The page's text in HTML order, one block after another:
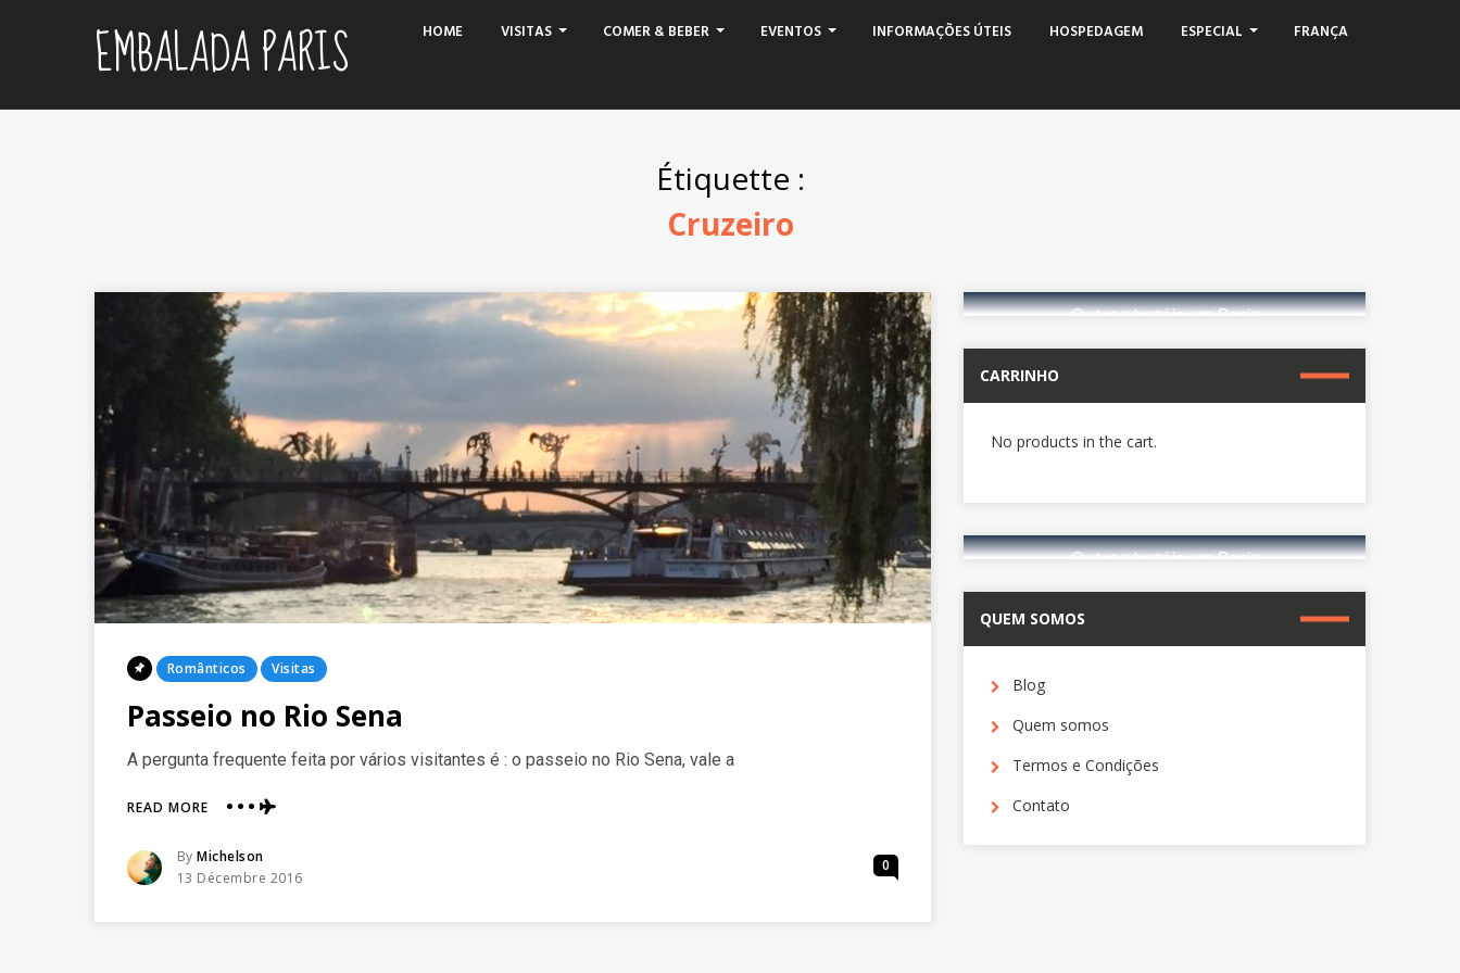
EMBALADA PARIS HOME VISITAS COMER & BEBER EVENTOS INFORMAÇÕES ÚTEIS HOSPEDAGEM ESPECIAL FRANÇA
Étiquette :
Cruzeiro
Posted
Românticos Visitas
Passeio no Rio Sena
A pergunta frequente feita por vários visitantes é : o passeio no Rio Sena, vale a
READ MORE ABOUT
NO
RIO
Posted
By Michelson
Posted
13 Décembre 2016
0
Outros hotéis em Paris
reserve agora
CARRINHO
No products in the cart.
Outros hotéis em Paris
QUEM SOMOS
Blog
Quem somos
Termos e Condições
Contato